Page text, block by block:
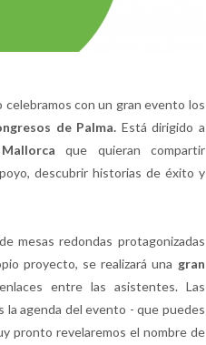
celebramos con un gran evento los
de Palma. Está dirigido a
que quieran compartir
descubrir historias de éxito y
mesas redondas protagonizadas
proyecto, se realizará una gran
entre las asistentes. Las
la agenda del evento - que puedes
pronto revelaremos el nombre de